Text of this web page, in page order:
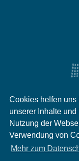
Cookies helfen
unserer Inhalte
Nutzung der
Verwendung von
Mehr zum
Impressum